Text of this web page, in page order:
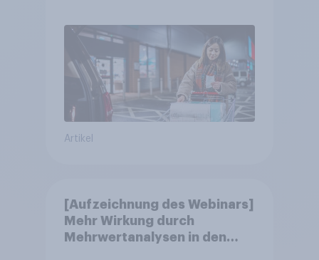
Artikel
[Aufzeichnung des Webinars]
Mehr Wirkung durch
Mehrwertanalysen in den